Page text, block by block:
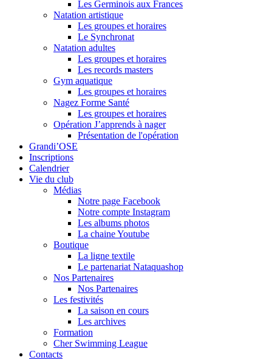
Les Germinois aux Frances
Natation artistique
Les groupes et horaires
Le Synchronat
Natation adultes
Les groupes et horaires
Les records masters
Gym aquatique
Les groupes et horaires
Nagez Forme Santé
Les groupes et horaires
Opération J’apprends à nager
Présentation de l'opération
Grandi’OSE
Inscriptions
Calendrier
Vie du club
Médias
Notre page Facebook
Notre compte Instagram
Les albums photos
La chaine Youtube
Boutique
La ligne textile
Le partenariat Nataquashop
Nos Partenaires
Nos Partenaires
Les festivités
La saison en cours
Les archives
Formation
Cher Swimming League
Contacts